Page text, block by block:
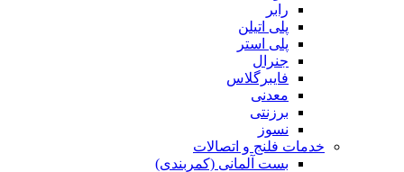
رابر
پلی اتیلن
پلی استر
جنرال
فایبرگلاس
معدنی
برزنتی
نسوز
خدمات فلنج و اتصالات
بست آلمانی (کمربندی)